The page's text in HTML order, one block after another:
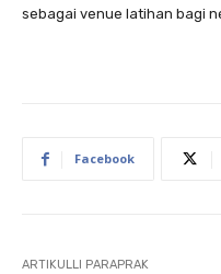
sebagai venue latihan bagi
Facebook
ARTIKULLI PARAPRAK